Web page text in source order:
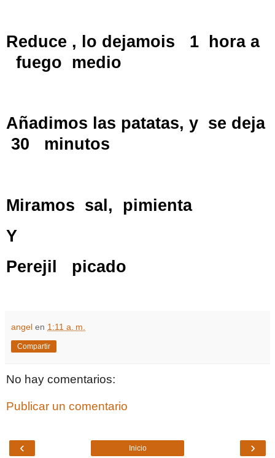
Reduce , lo dejamois 1
hora a
fuego medio
Añadimos las patatas, y se deja
30
minutos
Miramos sal,
pimienta
Y
Perejil
picado
angel en 1:11 a. m.
Compartir
No hay comentarios:
Publicar un comentario
‹ ›
Inicio